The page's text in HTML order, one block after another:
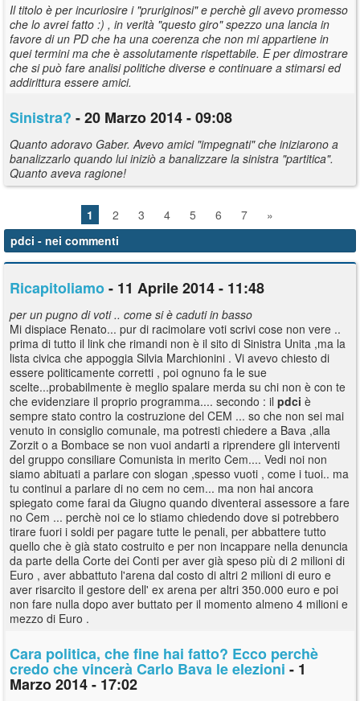
Il titolo è per incuriosire i "pruriginosi" e perchè gli avevo promesso
che lo avrei fatto :) , in verità "questo giro" spezzo una lancia in
favore di un PD che ha una coerenza che non mi appartiene in
quei termini ma che è assolutamente rispettabile. E per dimostrare
che si può fare analisi politiche diverse e continuare a stimarsi ed
addirittura essere amici.
Sinistra? - 20 Marzo 2014 - 09:08
Quanto adoravo Gaber. Avevo amici "impegnati" che iniziarono a
banalizzarlo quando lui iniziò a banalizzare la sinistra "partitica".
Quanto aveva ragione!
1 2 3 4 5 6 7
»
pdci - nei commenti
Ricapitoliamo- 11 Aprile 2014 - 11:48
per un pugno di voti .. come si è caduti in basso
Mi dispiace Renato... pur di racimolare voti scrivi cose non vere ..
prima di tutto il link che rimandi non è il sito di Sinistra Unita ,ma la
lista civica che appoggia Silvia Marchionini . Vi avevo chiesto di
essere politicamente corretti , poi ognuno fa le sue
scelte...probabilmente è meglio spalare merda su chi non è con te
che evidenziare il proprio programma.... secondo : il pdci è
sempre stato contro la costruzione del CEM ... so che non sei mai
venuto in consiglio comunale, ma potresti chiedere a Bava ,alla
Zorzit o a Bombace se non vuoi andarti a riprendere gli interventi
del gruppo consiliare Comunista in merito Cem.... Vedi noi non
siamo abituati a parlare con slogan ,spesso vuoti , come i tuoi.. ma
tu continui a parlare di no cem no cem... ma non hai ancora
spiegato come farai da Giugno quando diventerai assessore a fare
no Cem ... perchè noi ce lo stiamo chiedendo dove si potrebbero
tirare fuori i soldi per pagare tutte le penali, per abbattere tutto
quello che è già stato costruito e per non incappare nella denuncia
da parte della Corte dei Conti per aver già speso più di 2 milioni di
Euro , aver abbattuto l'arena dal costo di altri 2 milioni di euro e
aver risarcito il gestore dell' ex arena per altri 350.000 euro e poi
non fare nulla dopo aver buttato per il momento almeno 4 milioni e
mezzo di Euro .
Cara politica, che fine hai fatto? Ecco perchè
credo che vincerà Carlo Bava le elezioni - 1
Marzo 2014 - 17:02